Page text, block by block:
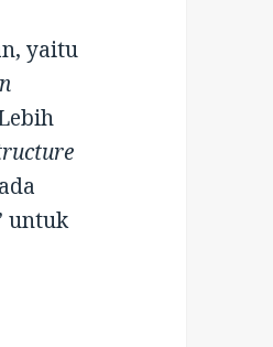
yaitu
untuk
Halaman WordPress